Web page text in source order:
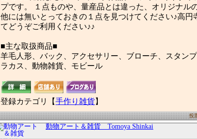
プです。 １点ものや、量産品とは違った、オリジナル
他には無いとっておきの１点を見つけてください♪高円
てどうぞご利用ください♪♪
■主な取扱商品■
羊毛人形、バック、アクセサリー、ブローチ、スタン
ラカス、動物雑貨、モビール
登録カテゴリ【手作り雑貨】
投
動物アート＆雑貨 Tomoya Shinkai